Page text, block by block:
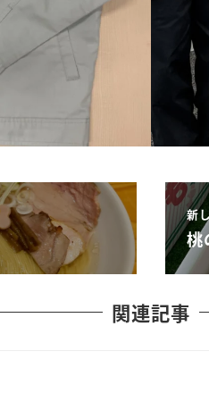
新
桃
関連記事